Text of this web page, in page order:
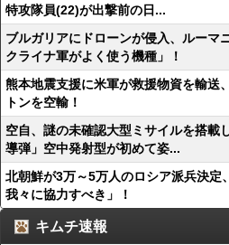
特攻隊員(22)が出撃前の日...
ブルガリアにドローンが侵入、ルー
クライナ軍がよく使う機種」！
熊本地震支援に米軍が救援物資を輸送
トンを空輸！
空自、謎の未確認大型ミサイルを搭
導弾」空中発射型が初めて姿...
北朝鮮が3万～5万人のロシア派兵決定
我々に協力すべき」！
キムチ速報